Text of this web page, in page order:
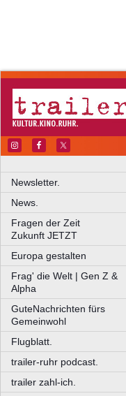
Newsletter.
News.
Fragen der
Zukunft JETZT
Europa gestalten
Frag' die Welt | Gen Z &
Alpha
GuteNachrichten fürs
Gemeinwohl
Flugblatt.
trailer-ruhr podcast.
trailer zahl-ich.